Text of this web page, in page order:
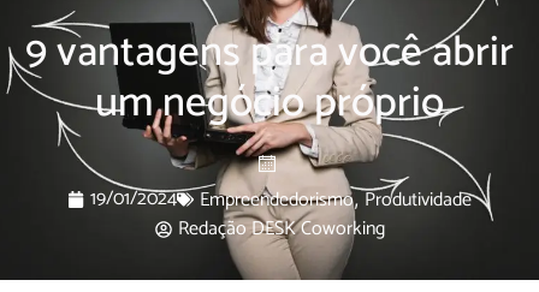
9 vantagens para você abrir
um negócio próprio
19/01/2024 Empreendedorismo,Produtividade
Redação DESK Coworking